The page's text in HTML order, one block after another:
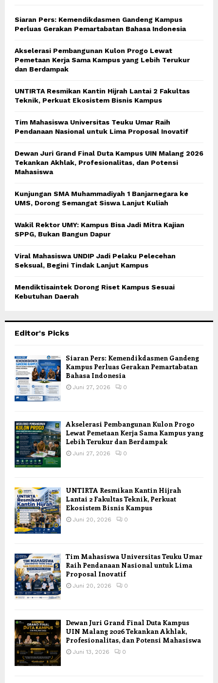
Siaran Pers: Kemendikdasmen Gandeng Kampus
Perluas Gerakan Pemartabatan Bahasa Indonesia
Akselerasi Pembangunan Kulon Progo Lewat
Pemetaan Kerja Sama Kampus yang Lebih Terukur
dan Berdampak
UNTIRTA Resmikan Kantin Hijrah Lantai 2 Fakultas
Teknik, Perkuat Ekosistem Bisnis Kampus
Tim Mahasiswa Universitas Teuku Umar Raih
Pendanaan Nasional untuk Lima Proposal Inovatif
Dewan Juri Grand Final Duta Kampus UIN Malang 2026
Tekankan Akhlak, Profesionalitas, dan Potensi
Mahasiswa
Kunjungan SMA Muhammadiyah 1 Banjarnegara ke
UMS, Dorong Semangat Siswa Lanjut Kuliah
Wakil Rektor UMY: Kampus Bisa Jadi Mitra Kajian
SPPG, Bukan Bangun Dapur
Viral Mahasiswa UNDIP Jadi Pelaku Pelecehan
Seksual, Begini Tindak Lanjut Kampus
Mendiktisaintek Dorong Riset Kampus Sesuai
Kebutuhan Daerah
Editor's Picks
Siaran Pers: Kemendikdasmen Gandeng
Kampus Perluas Gerakan Pemartabatan
Bahasa Indonesia
Juni 27, 2026 0
Akselerasi Pembangunan Kulon Progo
Lewat Pemetaan Kerja Sama Kampus yang
Lebih Terukur dan Berdampak
Juni 27, 2026 0
UNTIRTA Resmikan Kantin Hijrah
Lantai 2 Fakultas Teknik, Perkuat
Ekosistem Bisnis Kampus
Juni 20, 2026 0
Tim Mahasiswa Universitas Teuku Umar
Raih Pendanaan Nasional untuk Lima
Proposal Inovatif
Juni 20, 2026 0
Dewan Juri Grand Final Duta Kampus
UIN Malang 2026 Tekankan Akhlak,
Profesionalitas, dan Potensi Mahasiswa
Juni 13, 2026 0